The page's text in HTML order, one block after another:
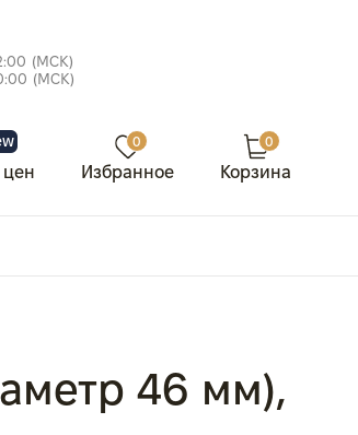
(МСК)
(МСК)
0
Избранное
0
Корзина
46 мм),